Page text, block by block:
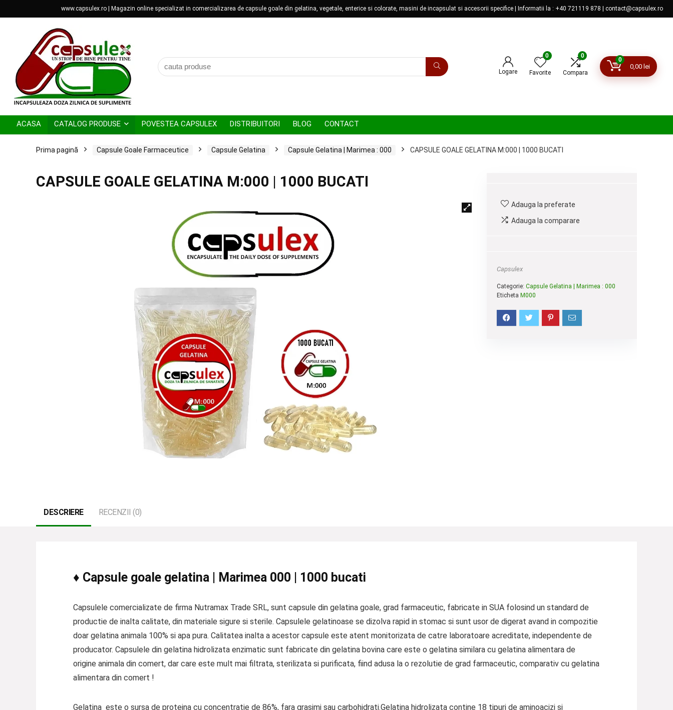
www.capsulex.ro | Magazin online specializat in comercializarea de capsule goale din gelatina, vegetale, enterice si colorate, masini de incapsulat si accesorii specifice | Informatii la : +40 721119 878 | contact@capsulex.ro
Logare
0
Favorite
0
Compara
0
0,00 lei
ACASA CATALOG PRODUSE POVESTEA CAPSULEX DISTRIBUITORI BLOG CONTACT
Prima pagină Capsule Goale Farmaceutice Capsule Gelatina Capsule Gelatina | Marimea : 000 CAPSULE GOALE GELATINA M:000 | 1000 BUCATI
CAPSULE GOALE GELATINA M:000 | 1000 BUCATI
Adauga la preferate
Adauga la comparare
Capsulex
Categorie: Capsule Gelatina | Marimea : 000
Eticheta M000
DESCRIERE RECENZII (0)
♦ Capsule goale gelatina | Marimea 000 | 1000 bucati
Capsulele comercializate de firma Nutramax Trade SRL, sunt capsule din gelatina goale, grad farmaceutic, fabricate in SUA folosind un standard de
productie de inalta calitate, din materiale sigure si sterile. Capsulele gelatinoase se dizolva rapid in stomac si sunt usor de digerat avand in compozitie
doar gelatina animala 100% si apa pura. Calitatea inalta a acestor capsule este atent monitorizata de catre laboratoare acreditate, independente de
producator. Capsulele din gelatina hidrolizata enzimatic sunt fabricate din gelatina bovina care este o gelatina similara cu gelatina alimentara de
origine animala din comert, dar care este mult mai filtrata, sterilizata si purificata, fiind adusa la o rezolutie de grad farmaceutic, comparativ cu gelatina
alimentara din comert !
Gelatina este o sursa de proteina cu concentratie de 86%, fara grasimi sau carbohidrati.Gelatina hidrolizata conține 18 tipuri de aminoacizi și